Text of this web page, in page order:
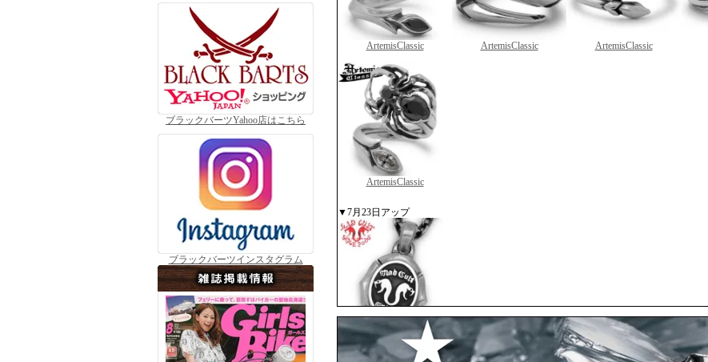
ブラックバーツYahoo店はこちら
ブラックバーツインスタグラム
ArtemisClassic ArtemisClassic ArtemisClassic
ArtemisClassic
▼7月23日アップ
MADCULT